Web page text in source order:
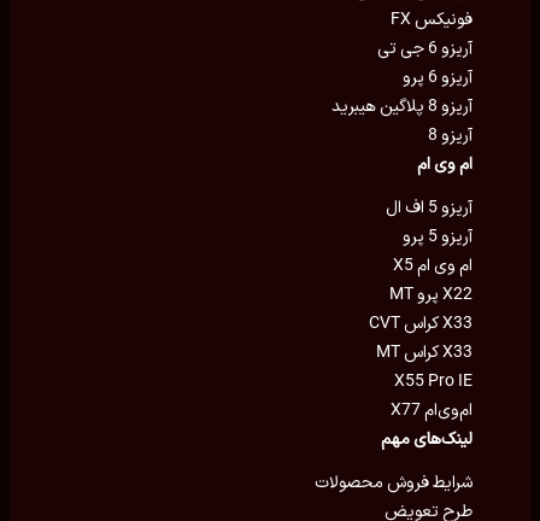
فونیکس FX
آریزو 6 جی تی
آریزو 6 پرو
آریزو 8 پلاگین هیبرید
آریزو 8
ام وی ام
آریزو 5 اف ال
آریزو 5 پرو
ام وی ام X5
X22 پرو MT
X33 کراس CVT
X33 کراس MT
X55 Pro IE
ام‌وی‌ام X77
لینک‌های مهم
شرایط فروش محصولات
طرح تعویض